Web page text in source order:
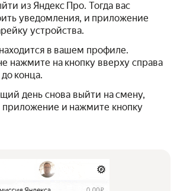
из Яндекс Про. Тогда вас
уведомления, и приложение
устройства.
в вашем профиле.
нажмите на кнопку вверху справа
конца.
день снова выйти на смену,
приложение и нажмите кнопку